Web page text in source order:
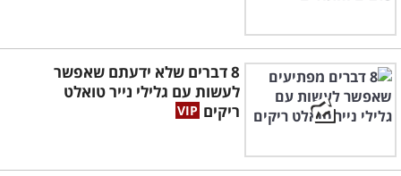
8 דברים שלא ידעתם שאפשר
לעשות עם גלילי נייר טואלט
ריקים